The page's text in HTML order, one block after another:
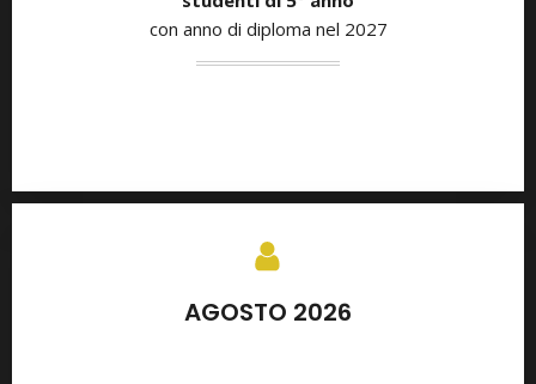
con anno di diploma nel 2027
AGOSTO 2026